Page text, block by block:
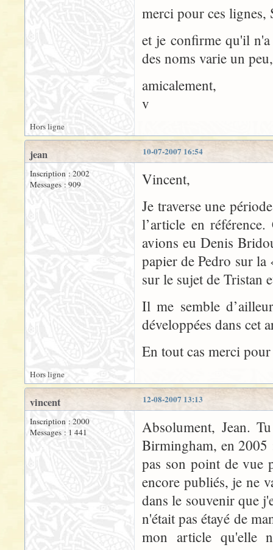
merci pour ces lignes,
et je confirme qu'il
des noms varie un
amicalement,
v
Hors ligne
10-07-2007 16:54
jean
Inscription : 2002
Messages : 909
Vincent,
Je traverse une
l’article en
avions eu Denis
papier de Pedro sur
sur le sujet de Tristan
Il me semble
développées dans cet
En tout cas merci
Hors ligne
12-08-2007 13:13
vincent
Inscription : 2000
Messages : 1 441
Absolument, Jean.
Birmingham, en 2005
pas son point de vue
encore publiés, je ne
dans le souvenir que
n'était pas étayé de
mon article qu'elle